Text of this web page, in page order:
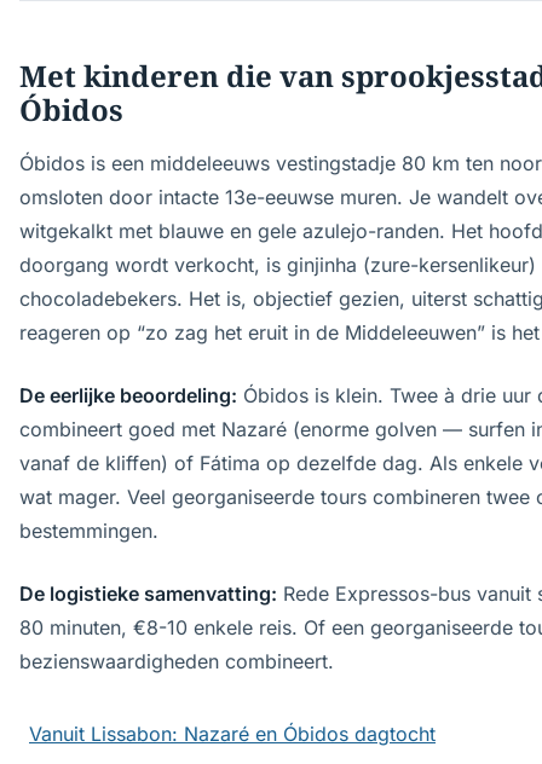
Met kinderen die van
Óbidos
Óbidos is een middeleeuws vestingstadje 80 km ten
omsloten door intacte 13e-eeuwse muren. Je wandelt
witgekalkt met blauwe en gele azulejo-randen. Het
doorgang wordt verkocht, is ginjinha (zure-kersenlikeur)
chocoladebekers. Het is, objectief gezien, uiterst
reageren op “zo zag het eruit in de Middeleeuwen” is
De eerlijke beoordeling: Óbidos is klein. Twee à drie
combineert goed met Nazaré (enorme golven — surfen
vanaf de kliffen) of Fátima op dezelfde dag. Als enkele
wat mager. Veel georganiseerde tours combineren twee
bestemmingen.
De logistieke samenvatting: Rede Expressos-bus
80 minuten, €8-10 enkele reis. Of een georganiseerde
bezienswaardigheden combineert.
Vanuit Lissabon: Nazaré en Óbidos dagtocht